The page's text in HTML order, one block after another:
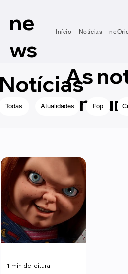
ne
ws
Início Notícias
1 min de leitura
Notícias
As
em
Todas Atualidades Pop